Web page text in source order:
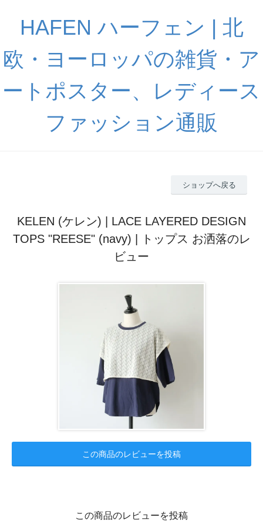
HAFEN ハーフェン | 北
欧・ヨーロッパの雑貨・ア
ートポスター、レディース
ファッション通販
ショップへ戻る
KELEN (ケレン) | LACE LAYERED DESIGN
TOPS "REESE" (navy) | トップス お洒落のレ
ビュー
この商品のレビューを投稿
この商品のレビューを投稿